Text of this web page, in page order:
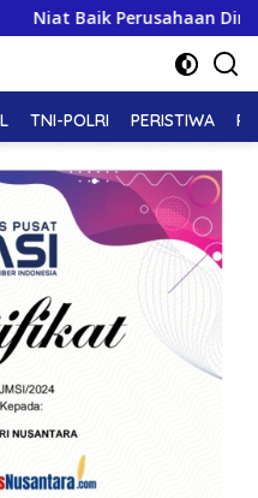
Dinilai Telah
TNI-POLRI PERISTIWA